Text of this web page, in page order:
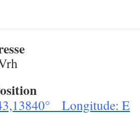
Longitude: E